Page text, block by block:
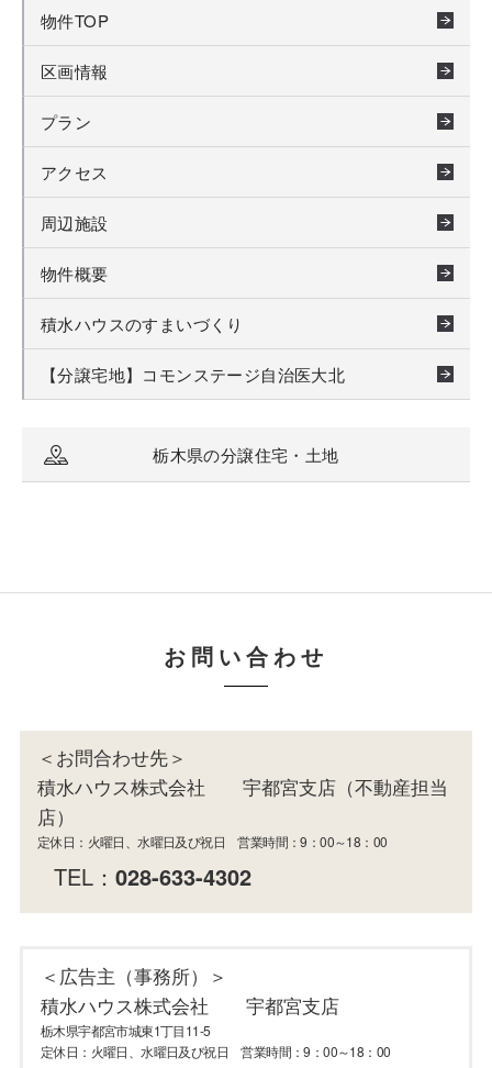
物件TOP
区画情報
プラン
アクセス
周辺施設
物件概要
積水ハウスのすまいづくり
【分譲宅地】コモンステージ自治医大北
栃木県の分譲住宅・土地
お問い合わせ
＜お問合わせ先＞
積水ハウス株式会社 宇都宮支店（不動産担当
店）
定休日：火曜日、水曜日及び祝日 営業時間：9：00～18：00
TEL：028-633-4302
＜広告主（事務所）＞
積水ハウス株式会社 宇都宮支店
栃木県宇都宮市城東1丁目11-5
定休日：火曜日、水曜日及び祝日 営業時間：9：00～18：00